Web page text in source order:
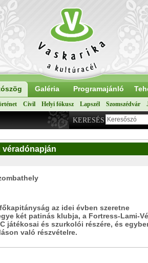
Galéria Programajánló
Civil Helyi fókusz Lapszél Szomszédvár
KERESÉS
véradónapján
az idei évben szeretne
két patinás klubja, a Fortress-Lami-
játékosai és szurkolói részére, és
való részvételre.